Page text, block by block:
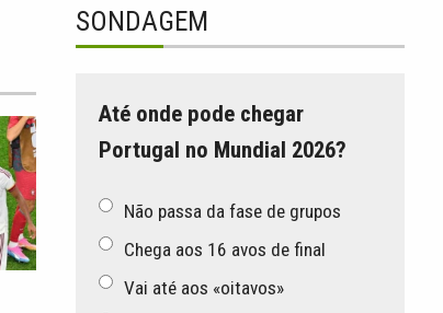
SONDAGEM
Até onde pode chegar
Portugal no Mundial 2026?
Não passa da fase de grupos
Chega aos 16 avos de final
Vai até aos «oitavos»